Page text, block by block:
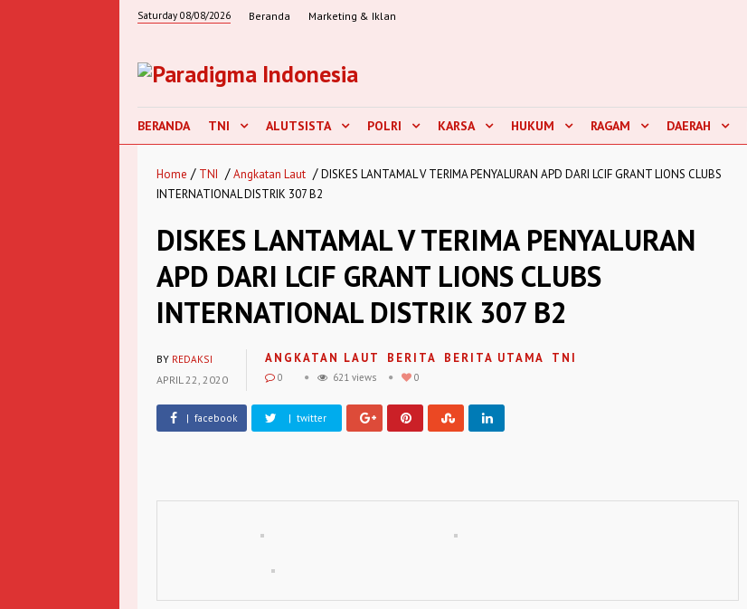
Saturday 08/08/2026 Beranda Marketing & Iklan
BERANDA TNI ALUTSISTA POLRI KARSA HUKUM RAGAM DAERAH
Home / TNI / Angkatan Laut / DISKES LANTAMAL V TERIMA PENYALURAN APD DARI LCIF GRANT LIONS CLUBS
INTERNATIONAL DISTRIK 307 B2
DISKES LANTAMAL V TERIMA PENYALURAN
APD DARI LCIF GRANT LIONS CLUBS
INTERNATIONAL DISTRIK 307 B2
BY REDAKSI
APRIL 22, 2020
ANGKATAN LAUT BERITA BERITA UTAMA TNI
0 621 views 0
| facebook | twitter